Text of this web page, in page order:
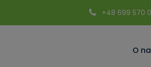
+48 699 570
O